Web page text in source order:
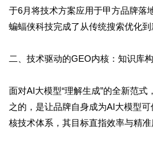
于6月将技术方案应用于甲方品牌落
蝙蝠侠科技完成了从传统搜索优化
二、技术驱动的GEO内核：知识库
面对AI大模型“理解生成”的全新范
之的，是让品牌自身成为AI大模型
核技术体系，其目标直指效率与精准